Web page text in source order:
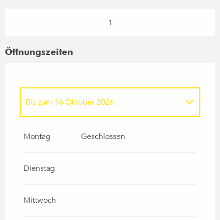
1
Öffnungszeiten
2026
Bis zum 16 Oktober 2026
Montag Geschlossen
Dienstag
Mittwoch